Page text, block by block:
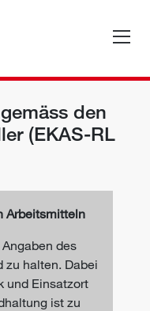
den
(EKAS-RL
Arbeitsmitteln
des
zu halten. Dabei
und Einsatzort
ist zu